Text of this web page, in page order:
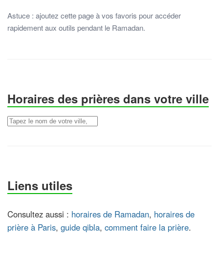
Astuce : ajoutez cette page à vos favoris pour accéder
rapidement aux outils pendant le Ramadan.
Horaires des prières dans votre ville
Votre commune
Liens utiles
Consultez aussi : horaires de Ramadan, horaires de
prière à Paris, guide qibla, comment faire la prière.